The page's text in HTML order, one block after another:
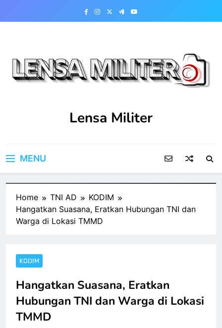
Lensa Militer
MENU
Home TNI AD
KODIM
Hangatkan Suasana, Eratkan Hubungan TNI dan
Warga di Lokasi TMMD
KODIM
Hangatkan Suasana, Eratkan
Hubungan TNI dan Warga di Lokasi
TMMD